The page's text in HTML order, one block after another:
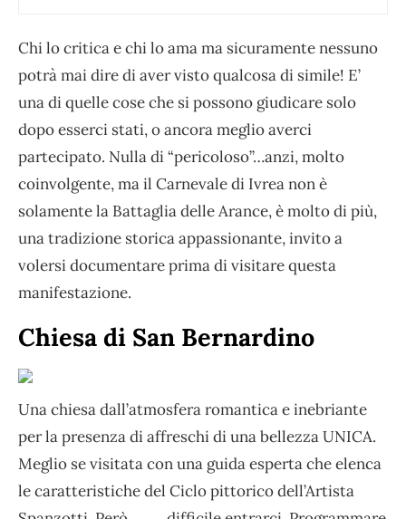
Chi lo critica e chi lo ama ma sicuramente nessuno
potrà mai dire di aver visto qualcosa di simile! E’
una di quelle cose che si possono giudicare solo
dopo esserci stati, o ancora meglio averci
partecipato. Nulla di “pericoloso”…anzi, molto
coinvolgente, ma il Carnevale di Ivrea non è
solamente la Battaglia delle Arance, è molto di più,
una tradizione storica appassionante, invito a
volersi documentare prima di visitare questa
manifestazione.
Chiesa di San Bernardino
Una chiesa dall’atmosfera romantica e inebriante
per la presenza di affreschi di una bellezza UNICA.
Meglio se visitata con una guida esperta che elenca
le caratteristiche del Ciclo pittorico dell’Artista